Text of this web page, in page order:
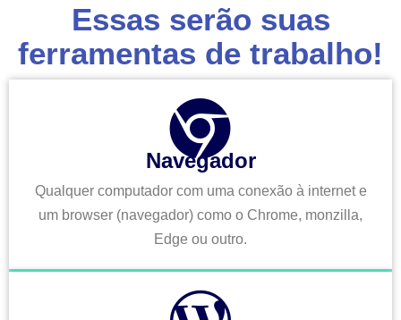
Essas serão suas
ferramentas de trabalho!
Navegador
Qualquer computador com uma conexão à internet e
um browser (navegador) como o Chrome, monzilla,
Edge ou outro.